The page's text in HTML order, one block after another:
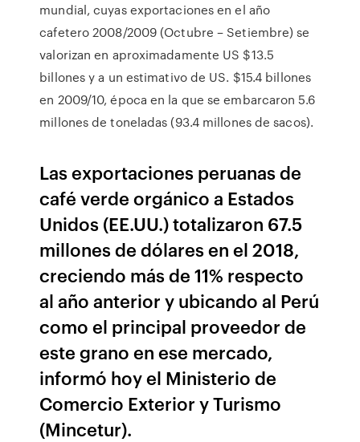
mundial, cuyas exportaciones en el año
cafetero 2008/2009 (Octubre – Setiembre) se
valorizan en aproximadamente US $13.5
billones y a un estimativo de US. $15.4 billones
en 2009/10, época en la que se embarcaron 5.6
millones de toneladas (93.4 millones de sacos).
Las exportaciones peruanas de
café verde orgánico a Estados
Unidos (EE.UU.) totalizaron 67.5
millones de dólares en el 2018,
creciendo más de 11% respecto
al año anterior y ubicando al Perú
como el principal proveedor de
este grano en ese mercado,
informó hoy el Ministerio de
Comercio Exterior y Turismo
(Mincetur).